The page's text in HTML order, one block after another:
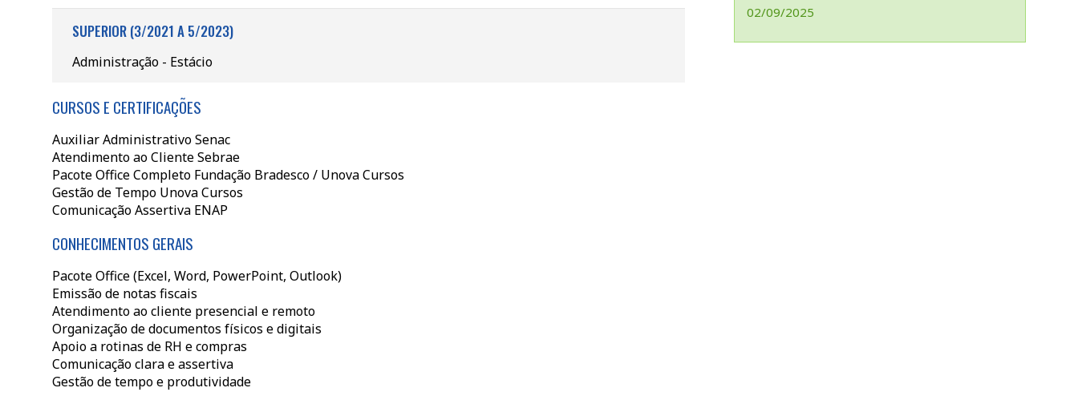
02/09/2025
SUPERIOR (3/2021 A 5/2023)
Administração - Estácio
CURSOS E CERTIFICAÇÕES
Auxiliar Administrativo Senac
Atendimento ao Cliente Sebrae
Pacote Office Completo Fundação Bradesco / Unova Cursos
Gestão de Tempo Unova Cursos
Comunicação Assertiva ENAP
CONHECIMENTOS GERAIS
Pacote Office (Excel, Word, PowerPoint, Outlook)
Emissão de notas fiscais
Atendimento ao cliente presencial e remoto
Organização de documentos físicos e digitais
Apoio a rotinas de RH e compras
Comunicação clara e assertiva
Gestão de tempo e produtividade